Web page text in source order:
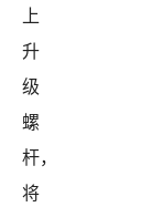
上
升
级
螺
杆，
将